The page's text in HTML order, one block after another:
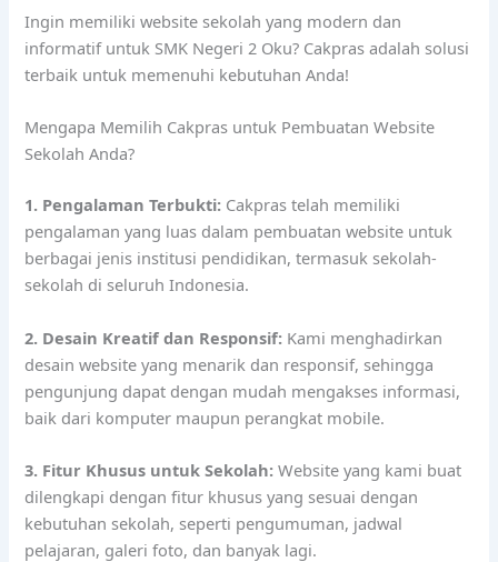
Ingin memiliki website sekolah yang modern dan
informatif untuk SMK Negeri 2 Oku? Cakpras adalah solusi
terbaik untuk memenuhi kebutuhan Anda!
Mengapa Memilih Cakpras untuk Pembuatan Website
Sekolah Anda?
1. Pengalaman Terbukti: Cakpras telah memiliki
pengalaman yang luas dalam pembuatan website untuk
berbagai jenis institusi pendidikan, termasuk sekolah-
sekolah di seluruh Indonesia.
2. Desain Kreatif dan Responsif: Kami menghadirkan
desain website yang menarik dan responsif, sehingga
pengunjung dapat dengan mudah mengakses informasi,
baik dari komputer maupun perangkat mobile.
3. Fitur Khusus untuk Sekolah: Website yang kami buat
dilengkapi dengan fitur khusus yang sesuai dengan
kebutuhan sekolah, seperti pengumuman, jadwal
pelajaran, galeri foto, dan banyak lagi.